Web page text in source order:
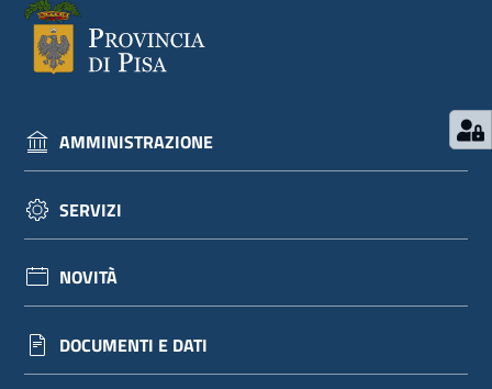
AMMINISTRAZIONE
SERVIZI
NOVITÀ
DOCUMENTI E DATI